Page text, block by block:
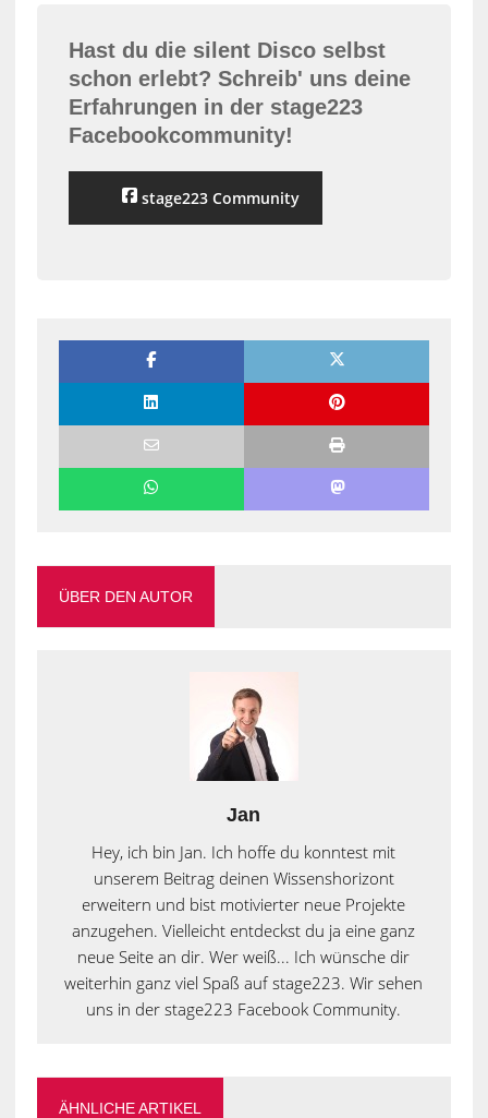
Hast du die silent Disco selbst
schon erlebt? Schreib' uns deine
Erfahrungen in der stage223
Facebookcommunity!
stage223 Community
ÜBER DEN AUTOR
Jan
Hey, ich bin Jan. Ich hoffe du konntest mit
unserem Beitrag deinen Wissenshorizont
erweitern und bist motivierter neue Projekte
anzugehen. Vielleicht entdeckst du ja eine ganz
neue Seite an dir. Wer weiß... Ich wünsche dir
weiterhin ganz viel Spaß auf stage223. Wir sehen
uns in der stage223 Facebook Community.
ÄHNLICHE ARTIKEL